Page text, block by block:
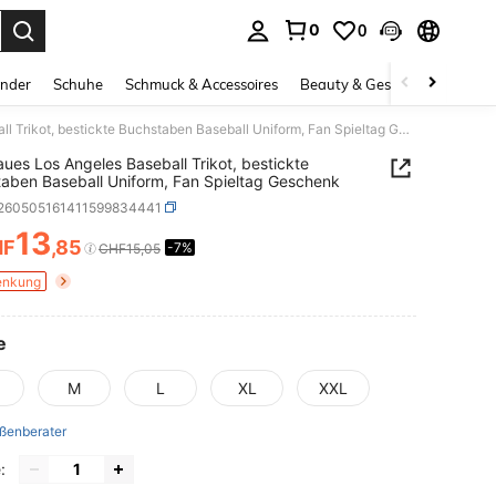
0 0
Schuhe Schmuck & Accessoires Beauty & Gesundheit
#17 Blaues Los Angeles Baseball Trikot, bestickte Buchstaben Baseball Uniform, Fan Spieltag Geschenk
Los Angeles Baseball Trikot, bestickte
Baseball Uniform, Fan Spieltag Geschenk
AND AVAILABILITY
13,85 CHF15,05 -7%
M L XL XXL